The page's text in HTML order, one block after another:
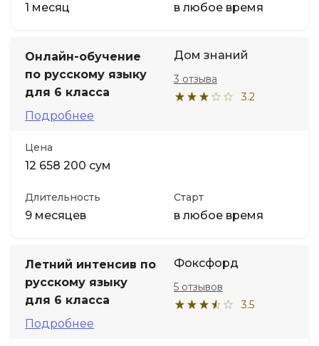
1 месяц в любое время
Онлайн-обучение
по русскому языку
для 6 класса
Подробнее
Дом знаний
3.2
3 отзыва
Цена
12 658 200 сум
Длительность
9 месяцев
Старт
в любое время
Летний интенсив по
русскому языку
для 6 класса
Подробнее
Фоксфорд
3.5
5 отзывов